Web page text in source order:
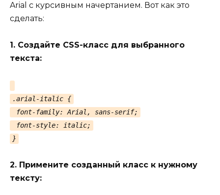
Arial с курсивным начертанием. Вот как это
сделать:
1. Создайте CSS-класс для выбранного
текста:
.arial-italic {
font-family: Arial, sans-serif;
font-style: italic;
}
2. Примените созданный класс к нужному
тексту: